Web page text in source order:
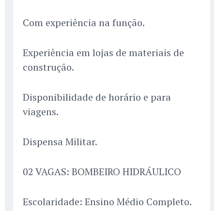
Com experiência na função.
Experiência em lojas de materiais de
construção.
Disponibilidade de horário e para
viagens.
Dispensa Militar.
02 VAGAS: BOMBEIRO HIDRÁULICO
Escolaridade: Ensino Médio Completo.